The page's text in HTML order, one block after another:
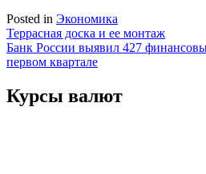
Posted in Экономика
Навигация
по
Террасная доска и ее монтаж
Банк России выявил 427
первом квартале
Курсы валют